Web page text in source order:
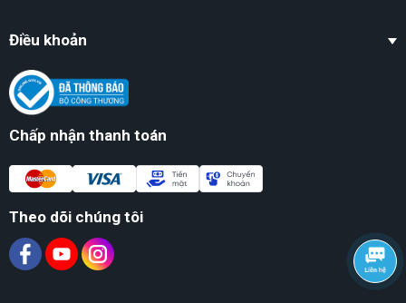
Điều khoản
Chấp nhận thanh toán
Theo dõi chúng tôi